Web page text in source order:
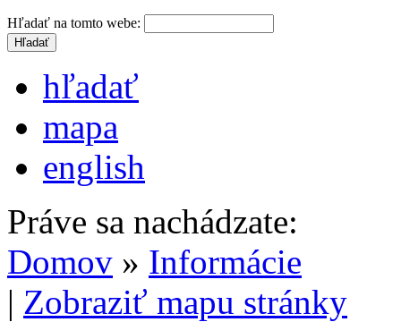
Hľadať na tomto webe:
hľadať
mapa
english
Práve sa nachádzate:
Domov » Informácie
| Zobraziť mapu stránky